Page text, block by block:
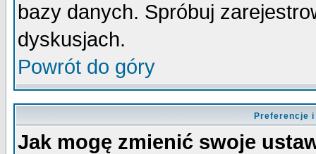
bazy danych. Spróbuj
dyskusjach.
Powrót do góry
Preferencje
Jak mogę zmienić swoje